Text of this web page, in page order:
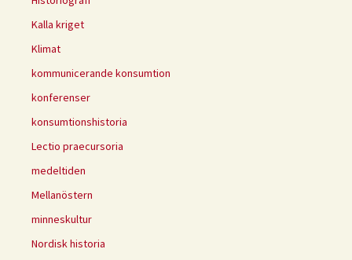
Kalla kriget
Klimat
kommunicerande konsumtion
konferenser
konsumtionshistoria
Lectio praecursoria
medeltiden
Mellanöstern
minneskultur
Nordisk historia